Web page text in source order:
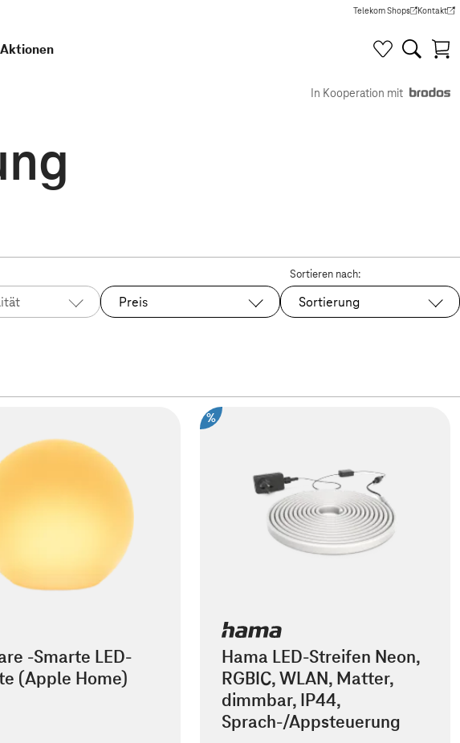
Telekom Shops
(Wird in einem neuen Tab
Kontakt
(Wird in
Aktionen
In Kooperation mit
Preis
Sortieren nach:
Sortierung
-Smarte LED-
(Apple Home)
%
Hama LED-Streifen Neon,
RGBIC, WLAN, Matter,
dimmbar, IP44,
Sprach-/Appsteuerung